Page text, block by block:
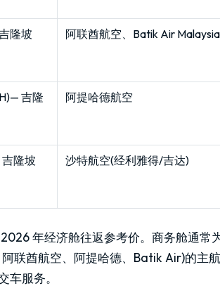
隆坡
阿联酋航空、Batik Air Malaysia
吉隆
阿提哈德航空
隆坡
沙特航空(经利雅得/吉达)
年经济舱往返参考价。商务舱通常
联酋航空、阿提哈德、Batik Air)的主
车服务。